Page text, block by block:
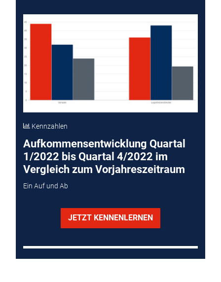
Kennzahlen
Aufkommensentwicklung Quartal
1/2022 bis Quartal 4/2022 im
Vergleich zum Vorjahreszeitraum
Ein Auf und Ab
JETZT KENNENLERNEN